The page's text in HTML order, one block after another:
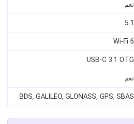
نعم
5.1
Wi-Fi 6
USB-C 3.1 OTG
نعم
BDS, GALILEO, GLONASS, GPS, SBAS